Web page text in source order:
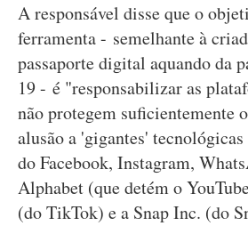
A responsável disse que o
ferramenta - semelhante à
passaporte digital aquando da
19 - é "responsabilizar as
não protegem suficientemente
alusão a 'gigantes'
do Facebook, Instagram,
Alphabet (que detém o
(do TikTok) e a Snap Inc. (do